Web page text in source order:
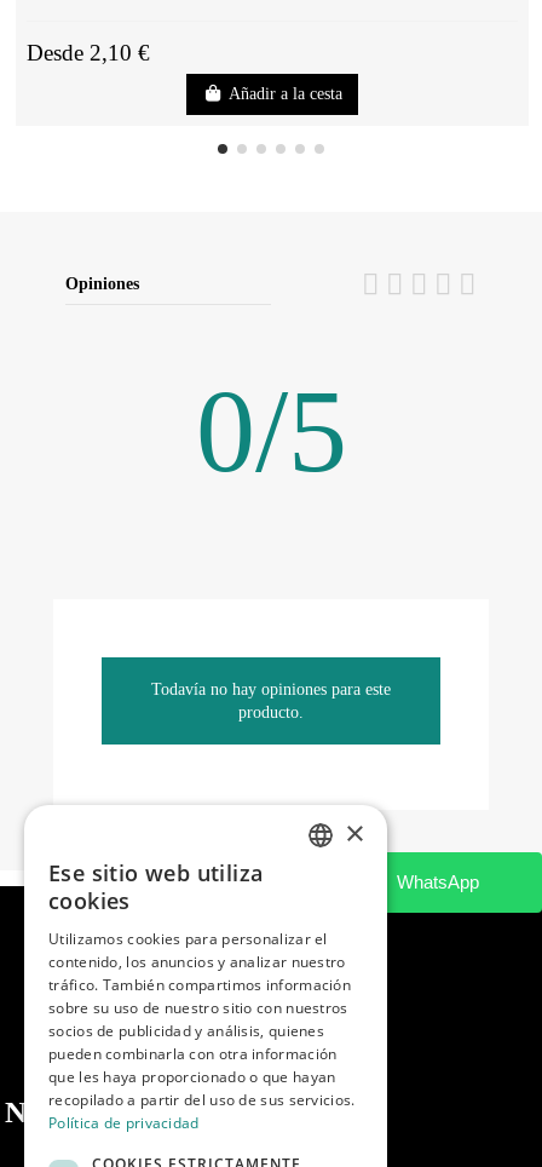
Desde 2,10 €
Añadir a la cesta
Opiniones
0/5
Todavía no hay opiniones para este
producto.
Nosotros
PORTUGUESE
×
Ese sitio web utiliza
cookies
Utilizamos cookies para personalizar el
contenido, los anuncios y analizar nuestro
tráfico. También compartimos información
sobre su uso de nuestro sitio con nuestros
socios de publicidad y análisis, quienes
pueden combinarla con otra información
que les haya proporcionado o que hayan
recopilado a partir del uso de sus servicios.
Política de privacidad